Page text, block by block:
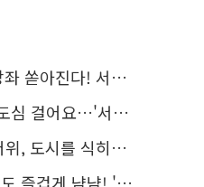
하
기
하
울시민대학 선착순 신청
자 페스티벌' 선착순 5천명
식히는 시원한 해법은?